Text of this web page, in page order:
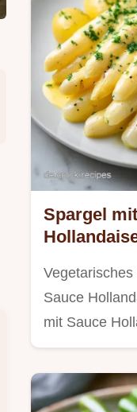
Spargel
Sauce
mit Sauce